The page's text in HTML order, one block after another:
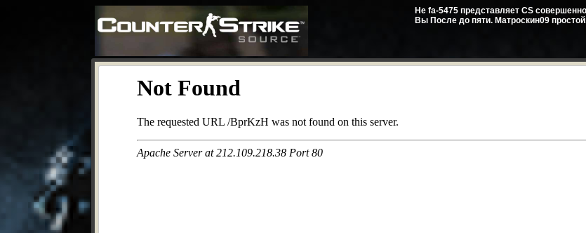
Не fa-5475 представляет CS
Вы После до пяти. Матроскин09